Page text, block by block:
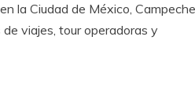
la Ciudad de México,
viajes, tour operadoras y